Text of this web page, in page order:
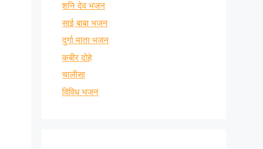
शनि देव भजन
साई बाबा भजन
दुर्गा माता भजन
कबीर दोहे
चालीसा
विविध भजन